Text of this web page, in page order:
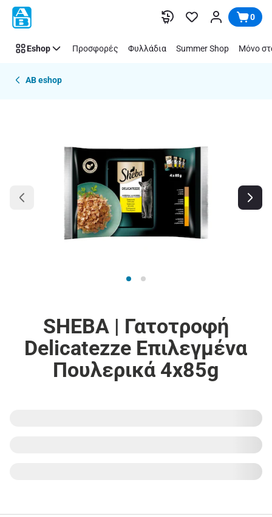
Παράλειψη 0
Eshop Προσφορές Φυλλάδια Summer Shop Μόνο
AB eshop
SHEBA | Γατοτροφή
Delicatezze Επιλεγμένα
Πουλερικά 4x85g